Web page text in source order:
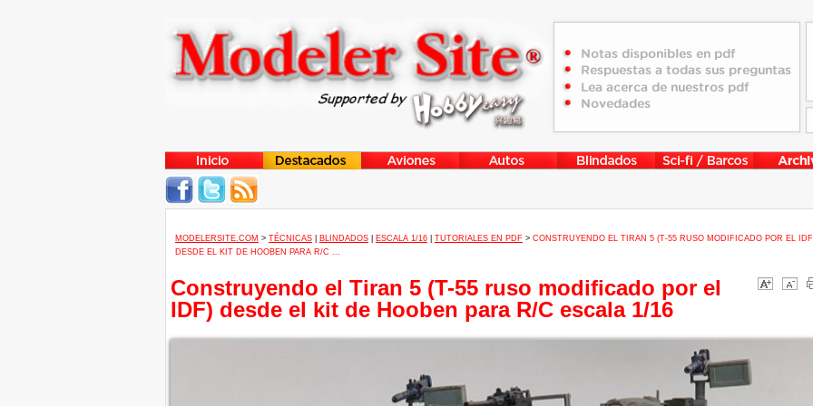
MODELERSITE.COM > TÉCNICAS BLINDADOS ESCALA 1/16 TUTORIALES EN PDF > CONSTRUYENDO EL TIRAN 5 (T-55 RUSO MODIFICADO POR EL
DESDE EL KIT DE HOOBEN PARA R/C ...
Construyendo el Tiran 5 (T-55 ruso modificado por el
IDF) desde el kit de Hooben para R/C escala 1/16